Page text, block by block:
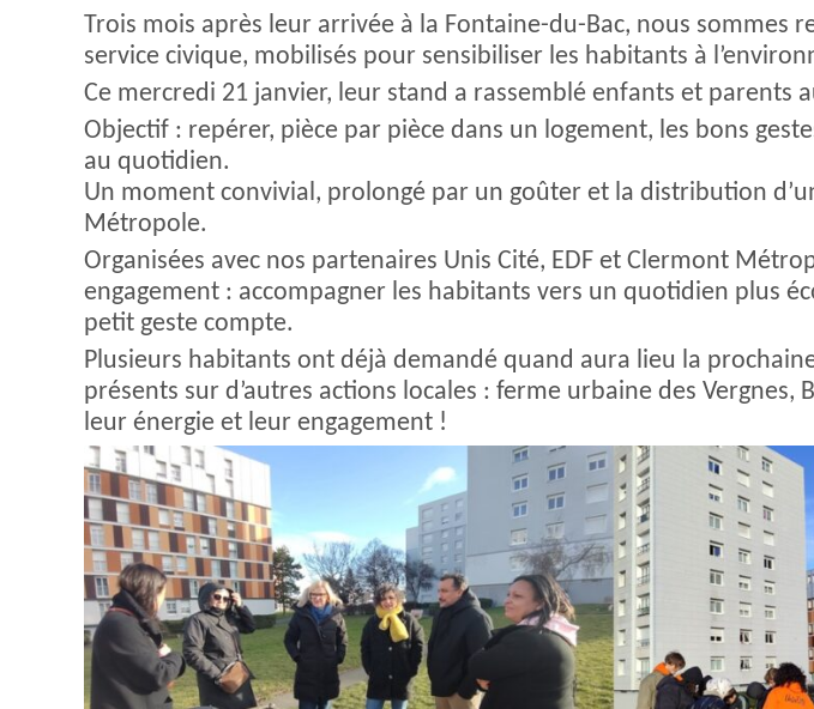
Trois mois après leur arrivée à la Fontaine-du-Bac, nous sommes
service civique, mobilisés pour sensibiliser les habitants à
Ce mercredi 21 janvier, leur stand a rassemblé enfants et parents
Objectif : repérer, pièce par pièce dans un logement, les bons
au quotidien.
Un moment convivial, prolongé par un goûter et la distribution
Métropole.
Organisées avec nos partenaires Unis Cité, EDF et Clermont
engagement : accompagner les habitants vers un quotidien plus
petit geste compte.
Plusieurs habitants ont déjà demandé quand aura lieu la
présents sur d’autres actions locales : ferme urbaine des
leur énergie et leur engagement !